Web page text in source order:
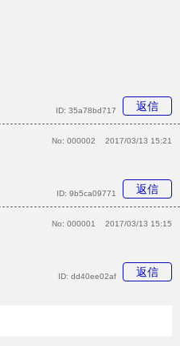
返信
ID: 35a78bd717
No: 000002 2017/03/13 15:21
返信
ID: 9b5ca09771
No: 000001 2017/03/13 15:15
返信
ID: dd40ee02af